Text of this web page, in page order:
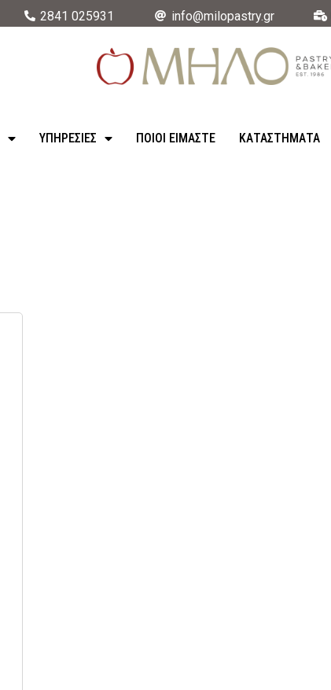
2841 025931 info@milopastry.gr
ΥΠΗΡΕΣΊΕΣ ΠΟΙΟΙ ΕΙΜΑΣΤΕ ΚΑΤΑΣΤΉΜΑΤΑ